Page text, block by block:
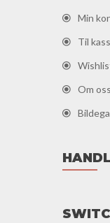
Min
Til
Om oss